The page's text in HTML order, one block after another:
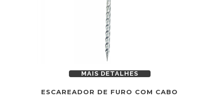
MAIS DETALHES
ESCAREADOR DE FURO COM CABO